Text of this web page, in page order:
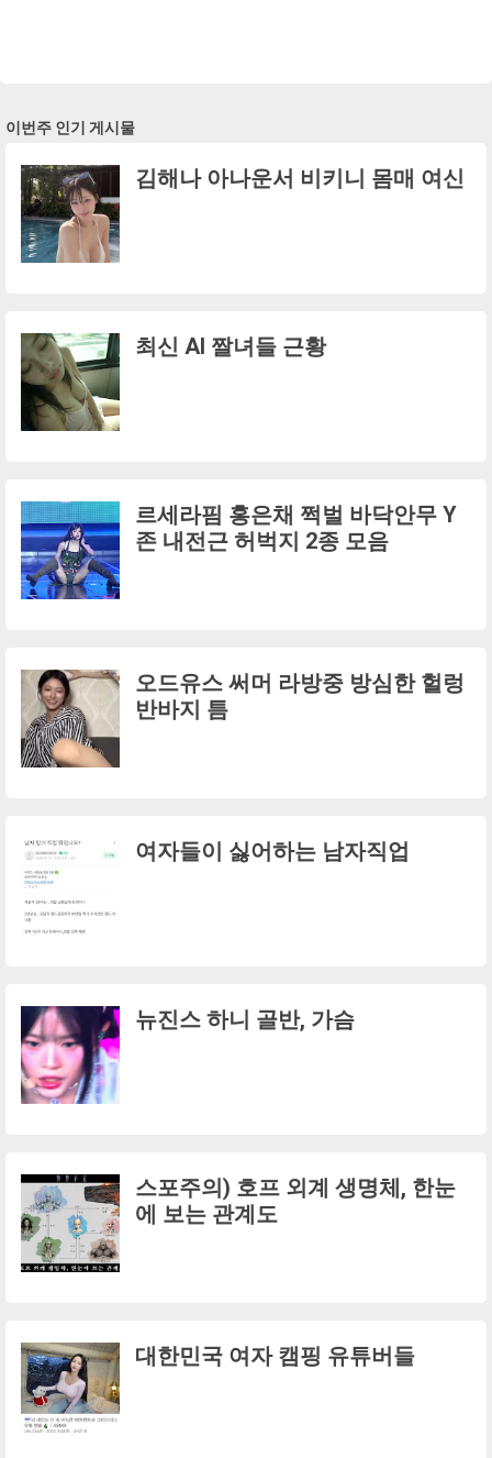
이번주 인기 게시물
김해나 아나운서 비키니 몸매 여신
최신 AI 짤녀들 근황
르세라핌 홍은채 쩍벌 바닥안무 Y
존 내전근 허벅지 2종 모음
오드유스 써머 라방중 방심한 헐렁
반바지 틈
여자들이 싫어하는 남자직업
뉴진스 하니 골반, 가슴
스포주의) 호프 외계 생명체, 한눈
에 보는 관계도
대한민국 여자 캠핑 유튜버들